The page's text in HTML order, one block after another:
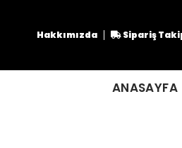
Hakkımızda Sipariş
ANASAYFA